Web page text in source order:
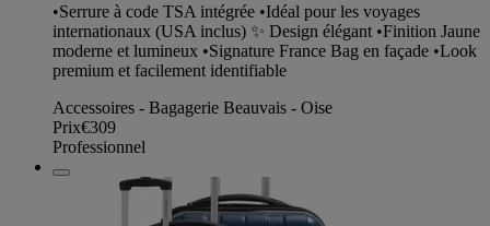
•Serrure à code TSA intégrée •Idéal pour les voyages
internationaux (USA inclus) ✨ Design élégant •Finition Jaune
moderne et lumineux •Signature France Bag en façade •Look
premium et facilement identifiable
Accessoires - Bagagerie Beauvais - Oise
Prix€309
Professionnel